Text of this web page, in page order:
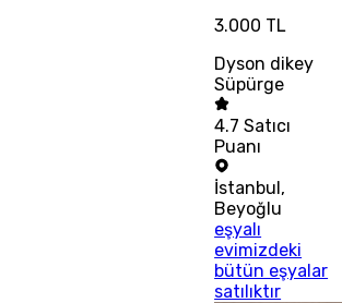
3.000 TL
Dyson dikey
Süpürge
4.7 Satıcı
Puanı
İstanbul,
Beyoğlu
eşyalı
evimizdeki
bütün eşyalar
satılıktır